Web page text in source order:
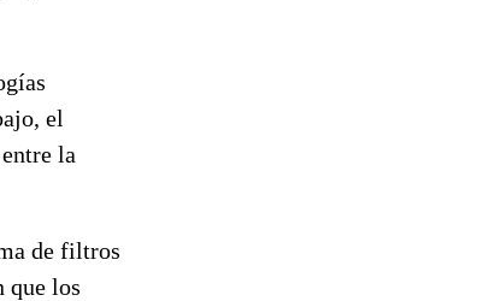
el
la
de filtros
que los